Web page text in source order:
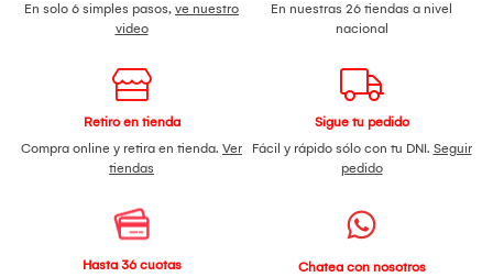
En solo 6 simples pasos, ve nuestro
video
En nuestras 26 tiendas a nivel
nacional
Retiro en tienda
Compra online y retira en tienda. Ver
tiendas
Sigue tu pedido
Fácil y rápido sólo con tu DNI. Seguir
pedido
Hasta 36 cuotas
Chatea con nosotros